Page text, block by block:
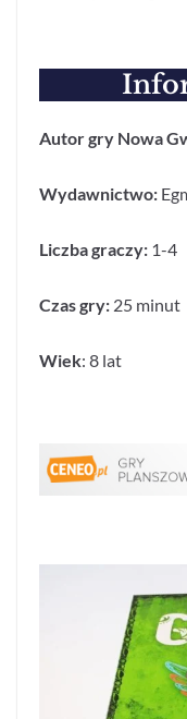
Autor gry Nowa
Wydawnictwo:
Liczba graczy: 1-4
Czas gry: 25 minut
Wiek: 8 lat